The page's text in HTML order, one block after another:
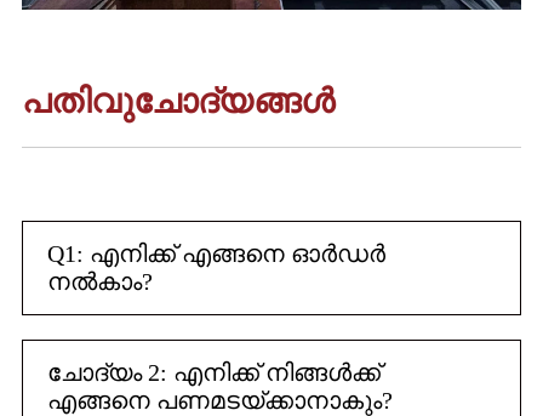
പതിവുചോദ്യങ്ങൾ
Q1: എനിക്ക് എങ്ങനെ ഓർഡർ
നൽകാം?
ചോദ്യം 2: എനിക്ക് നിങ്ങൾക്ക്
എങ്ങനെ പണമടയ്ക്കാനാകും?